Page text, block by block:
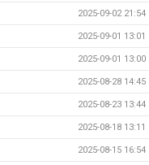
2025-09-02 21:54
2025-09-01 13:01
2025-09-01 13:00
2025-08-28 14:45
2025-08-23 13:44
2025-08-18 13:11
2025-08-15 16:54